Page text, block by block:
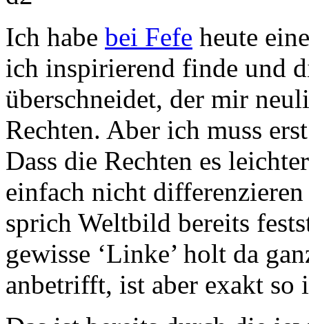
Ich habe bei Fefe heute
ich inspirierend finde und
überschneidet, der mir
Rechten. Aber ich muss
Dass die Rechten es
einfach nicht
sprich Weltbild bereits
gewisse ‘Linke’ holt da
anbetrifft, ist aber exakt so